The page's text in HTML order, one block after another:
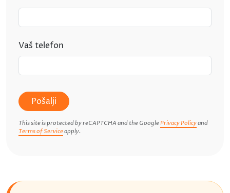
Vaš telefon
Pošalji
This site is protected by reCAPTCHA and the Google Privacy Policyand
Terms of Serviceapply.